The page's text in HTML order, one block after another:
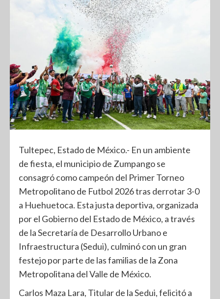
Tultepec, Estado de México.- En un ambiente
de fiesta, el municipio de Zumpango se
consagró como campeón del Primer Torneo
Metropolitano de Futbol 2026 tras derrotar 3-0
a Huehuetoca. Esta justa deportiva, organizada
por el Gobierno del Estado de México, a través
de la Secretaría de Desarrollo Urbano e
Infraestructura (Sedui), culminó con un gran
festejo por parte de las familias de la Zona
Metropolitana del Valle de México.
Carlos Maza Lara, Titular de la Sedui, felicitó a